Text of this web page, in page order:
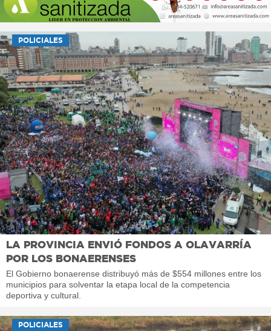
POLICIALES
LA PROVINCIA ENVIÓ FONDOS A OLAVARRÍA
POR LOS BONAERENSES
El Gobierno bonaerense distribuyó más de $554 millones entre los
municipios para solventar la etapa local de la competencia
deportiva y cultural.
POLICIALES